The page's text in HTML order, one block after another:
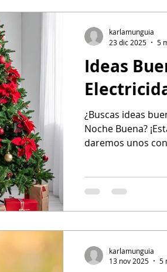
Ideas
¿Buscas ideas
Noche Buena?
daremos unos
karlamunguia
23 dic 2025
5
karlamunguia
13 nov 2025
5